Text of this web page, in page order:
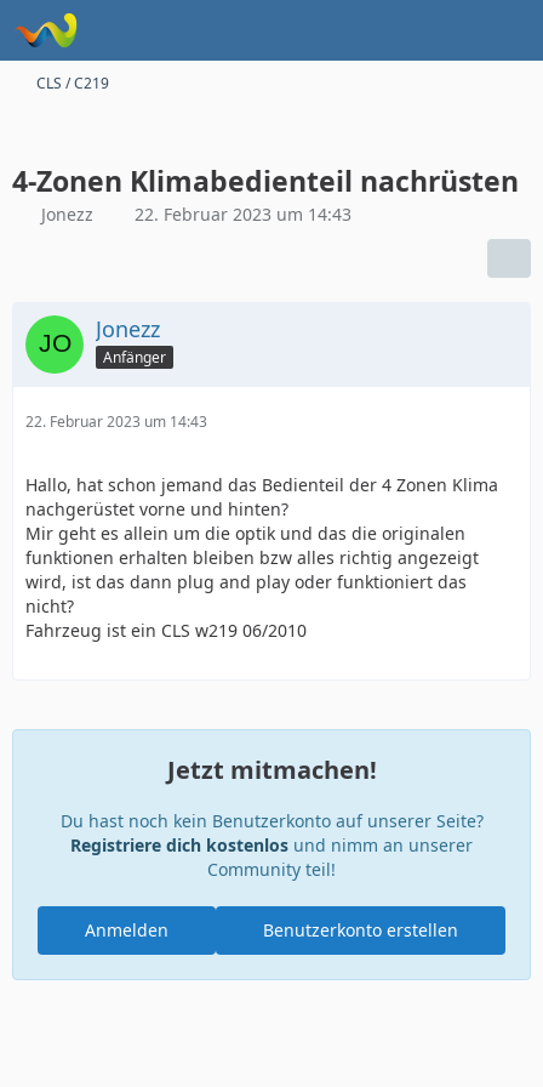
CLS / C219
4-Zonen Klimabedienteil nachrüsten
Jonezz 22. Februar 2023 um 14:43
Jonezz
Anfänger
22. Februar 2023 um 14:43
Hallo, hat schon jemand das Bedienteil der 4 Zonen Klima
nachgerüstet vorne und hinten?
Mir geht es allein um die optik und das die originalen
funktionen erhalten bleiben bzw alles richtig angezeigt
wird, ist das dann plug and play oder funktioniert das
nicht?
Fahrzeug ist ein CLS w219 06/2010
Jetzt mitmachen!
Du hast noch kein Benutzerkonto auf unserer Seite?
Registriere dich kostenlos und nimm an unserer
Community teil!
Benutzerkonto erstellen
Anmelden